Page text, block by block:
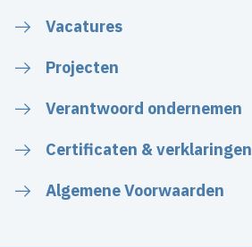
Vacatures
Projecten
Verantwoord ondernemen
Certificaten & verklaringen
Algemene Voorwaarden